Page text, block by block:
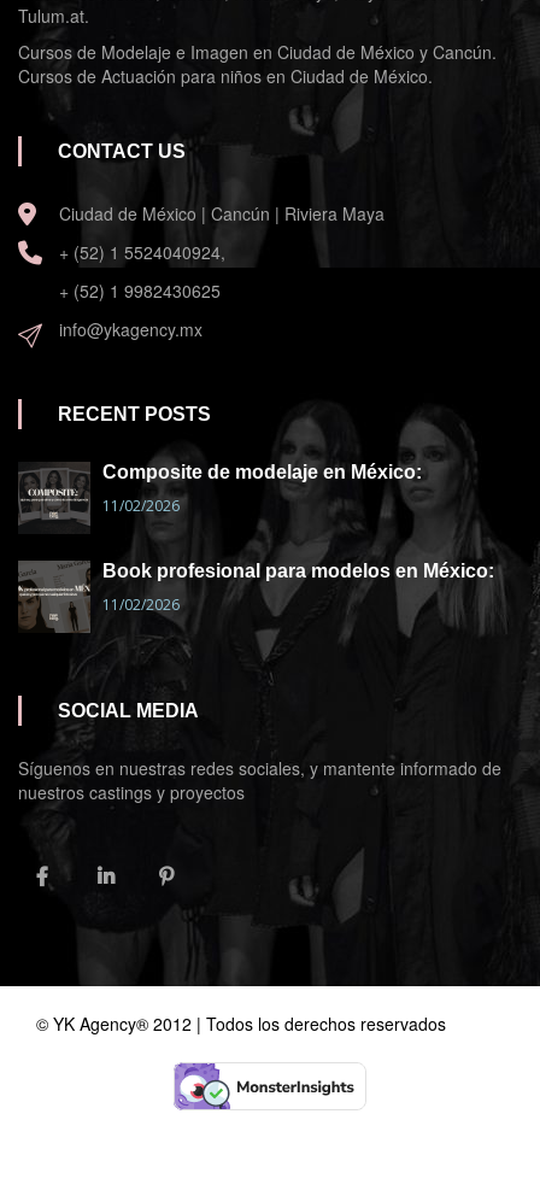
Tulum.at.
Cursos de Modelaje e Imagen en Ciudad de México y Cancún.
Cursos de Actuación para niños en Ciudad de México.
CONTACT US
Ciudad de México | Cancún | Riviera Maya
+ (52) 1 5524040924,
+ (52) 1 9982430625
info@ykagency.mx
RECENT POSTS
Composite de modelaje en México:
11/02/2026
Book profesional para modelos en México:
11/02/2026
SOCIAL MEDIA
Síguenos en nuestras redes sociales, y mantente informado de
nuestros castings y proyectos
FACEBOOKLINKEDINPINTEREST
© YK Agency® 2012 | Todos los derechos reservados